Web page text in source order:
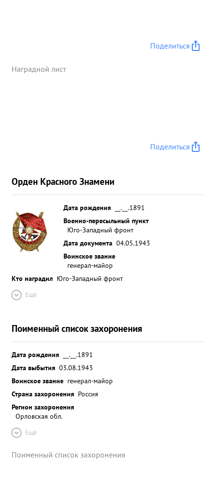
Поделиться
Наградной лист
Поделиться
Орден Красного Знамени
Дата рождения
__.__.1891
Военно-пересыльный пункт
Юго-Западный фронт
Дата документа 04.05.1943
Воинское звание
генерал-майор
Кто наградил Юго-Западный фронт
Ещё
Поименный список захоронения
Дата рождения
__.__.1891
Дата выбытия 03.08.1943
Воинское звание генерал-майор
Страна захоронения Россия
Регион захоронения
Орловская обл.
Ещё
Поименный список захоронения